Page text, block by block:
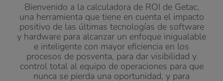
Bienvenido a la calculadora de ROI de Getac,
una herramienta que tiene en cuenta el impacto
positivo de las últimas tecnologías de software
y hardware para alcanzar un enfoque inigualable
e inteligente con mayor eficiencia en los
procesos de posventa, para dar visibilidad y
control total al equipo de operaciones para que
nunca se pierda una oportunidad, y para